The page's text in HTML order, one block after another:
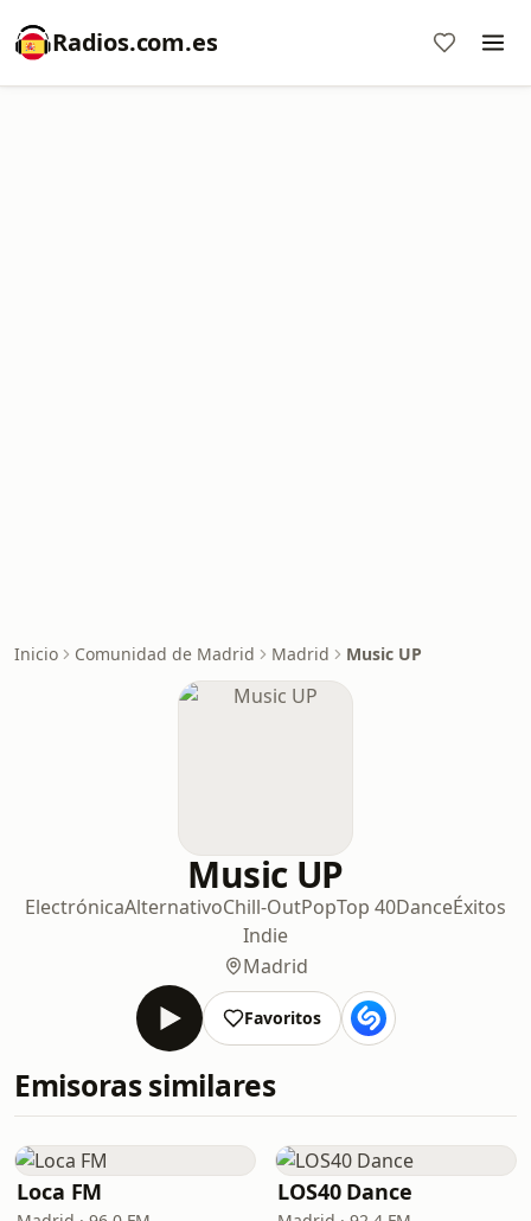
Radios.com.es
Inicio Comunidad de Madrid Madrid Music UP
Music UP
ElectrónicaAlternativoChill-OutPopTop 40DanceÉxitos
Indie
Madrid
Favoritos
Emisoras similares
Loca FM LOS40 Dance